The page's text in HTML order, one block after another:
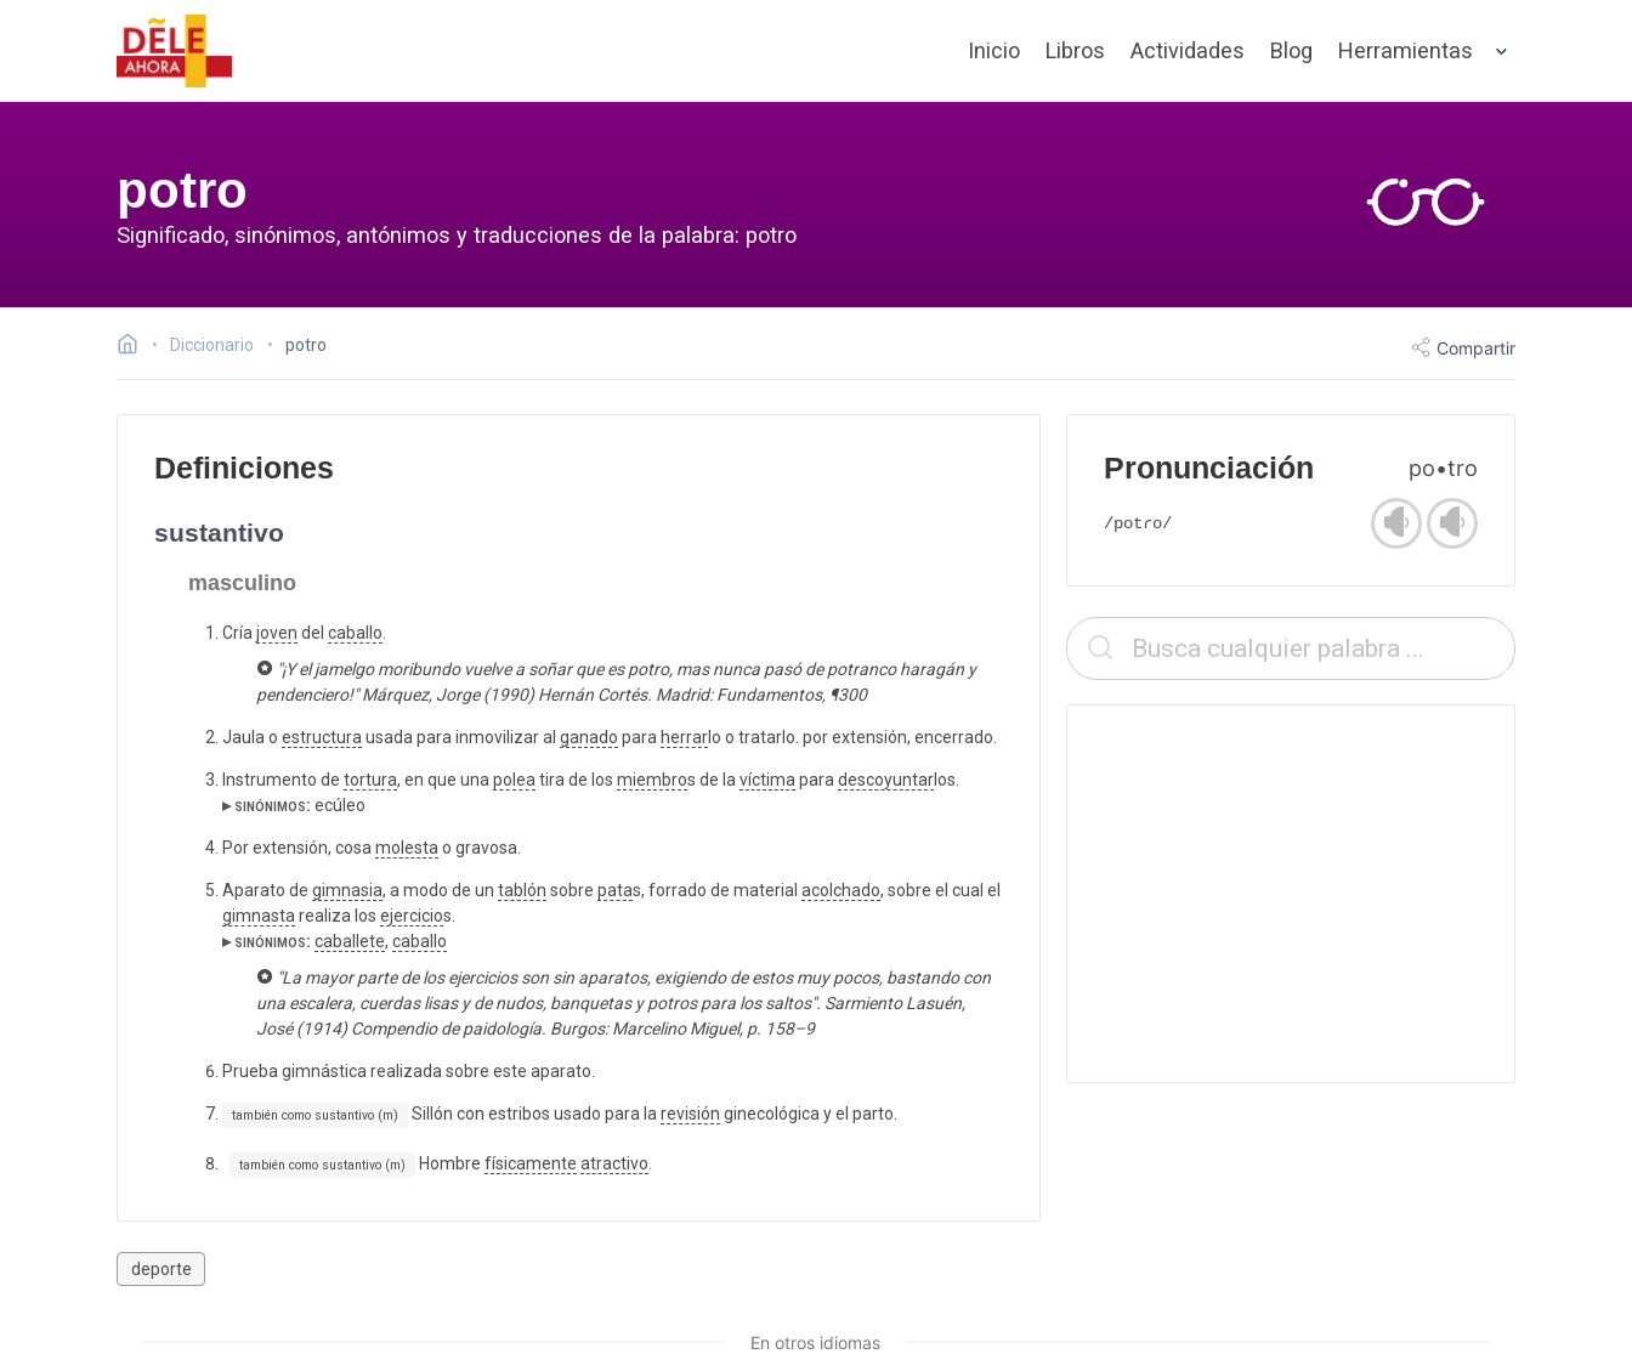
Inicio Libros Actividades Blog Herramientas
potro
Significado, sinónimos, antónimos y traducciones de la palabra: potro
Diccionario potro Compartir
Definiciones
sustantivo
masculino
Críajoven del caballo.
"¡Y el jamelgo moribundo vuelve a soñar que es potro, mas nunca pasó de potranco haragán y
pendenciero!" Márquez, Jorge (1990) Hernán Cortés. Madrid: Fundamentos, ¶300
Jaula o estructurausada para inmovilizar al ganado para herrarlo o tratarlo. por extensión, encerrado.
Instrumento de tortura, en que unapoleatira de los miembros de lavíctimaparadescoyuntarlos.
▸ sinónimos: ecúleo
Por extensión, cosamolestao gravosa.
Aparato de gimnasia, a modo de un tablón sobre patas, forrado de material acolchado, sobre el cual el
gimnastarealiza los ejercicios.
▸ sinónimos: caballete, caballo
"La mayor parte de los ejercicios son sin aparatos, exigiendo de estos muy pocos, bastando con
una escalera, cuerdas lisas y de nudos, banquetas y potros para los saltos". Sarmiento Lasuén,
José (1914) Compendio de paidología. Burgos: Marcelino Miguel, p. 158–9
Prueba gimnástica realizada sobre este aparato.
también como sustantivo (m) Sillón con estribos usado para larevisión ginecológica y el parto.
también como sustantivo (m) Hombre físicamente atractivo.
deporte
Pronunciación po•tro
/potɾo/
En otros idiomas